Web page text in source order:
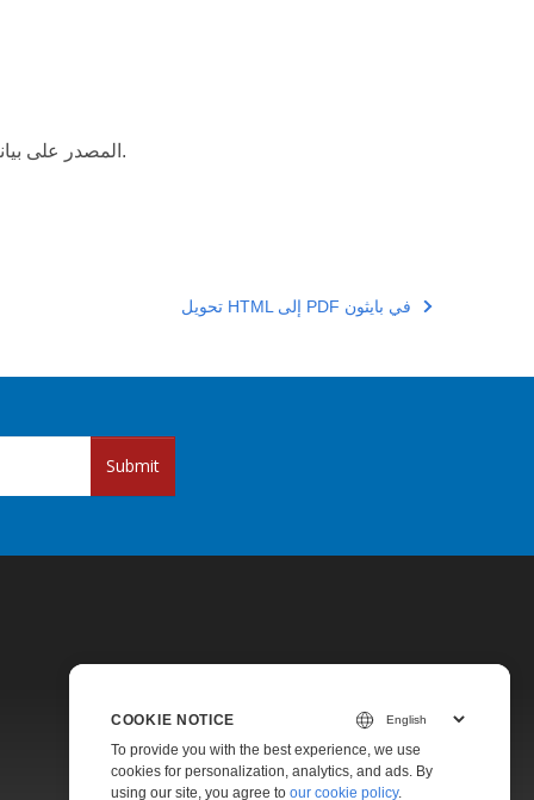
عندما يحتوي ملف PDF المصدر على بيانات أعمال مليئة بالجدول.
تحويل HTML إلى PDF في بايثون
Submit
Pricing
Paid Support
COOKIE NOTICE
To provide you with the best experience, we use
cookies for personalization, analytics, and ads. By
using our site, you agree to our cookie policy.